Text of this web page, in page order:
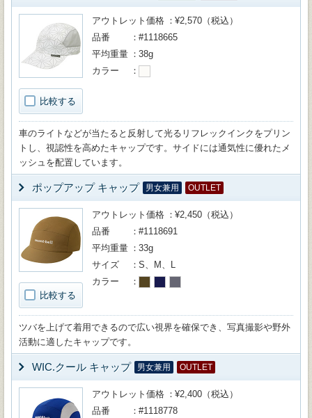
比較する
アウトレット価格
¥2,570（税込）
品番
#1118665
平均重量
38g
カラー
車のライトなどが当たると反射して光るリフレックインクをプリン
トし、視認性を高めたキャップです。サイドには通気性に優れたメ
ッシュを配置しています。
ポップアップ キャップ 男女兼用 OUTLET
比較する
アウトレット価格
¥2,450（税込）
品番
#1118691
平均重量
33g
サイズ
S、M、L
カラー
ツバを上げて着用できるので広い視界を確保でき、写真撮影や野外
活動に適したキャップです。
WIC.クール キャップ 男女兼用 OUTLET
アウトレット価格
¥2,400（税込）
品番
#1118778